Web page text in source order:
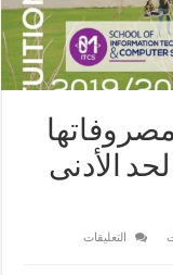
مصروفاتها
الأدنى
التعليقات